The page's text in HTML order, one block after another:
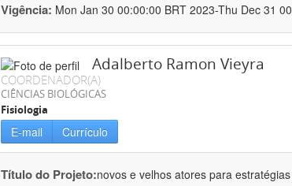
Vigência: Mon Jan 30 00:00:00 BRT 2023-Thu Dec 31
Adalberto Ramon Vieyra
COORDENADOR(A)
CIÊNCIAS BIOLÓGICAS
Fisiologia
E-mail Currículo
Título do Projeto:novos e velhos atores para